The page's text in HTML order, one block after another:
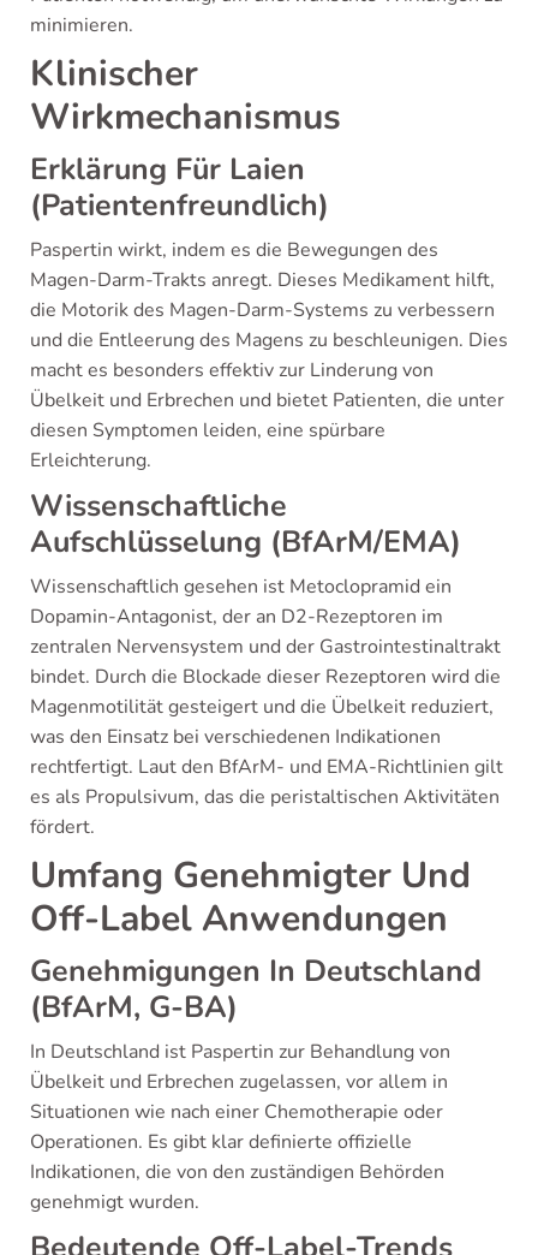
minimieren.
Klinischer
Wirkmechanismus
Erklärung Für Laien
(Patientenfreundlich)
Paspertin wirkt, indem es die Bewegungen des
Magen-Darm-Trakts anregt. Dieses Medikament hilft,
die Motorik des Magen-Darm-Systems zu verbessern
und die Entleerung des Magens zu beschleunigen. Dies
macht es besonders effektiv zur Linderung von
Übelkeit und Erbrechen und bietet Patienten, die unter
diesen Symptomen leiden, eine spürbare
Erleichterung.
Wissenschaftliche
Aufschlüsselung (BfArM/EMA)
Wissenschaftlich gesehen ist Metoclopramid ein
Dopamin-Antagonist, der an D2-Rezeptoren im
zentralen Nervensystem und der Gastrointestinaltrakt
bindet. Durch die Blockade dieser Rezeptoren wird die
Magenmotilität gesteigert und die Übelkeit reduziert,
was den Einsatz bei verschiedenen Indikationen
rechtfertigt. Laut den BfArM- und EMA-Richtlinien gilt
es als Propulsivum, das die peristaltischen Aktivitäten
fördert.
Umfang Genehmigter Und
Off-Label Anwendungen
Genehmigungen In Deutschland
(BfArM, G-BA)
In Deutschland ist Paspertin zur Behandlung von
Übelkeit und Erbrechen zugelassen, vor allem in
Situationen wie nach einer Chemotherapie oder
Operationen. Es gibt klar definierte offizielle
Indikationen, die von den zuständigen Behörden
genehmigt wurden.